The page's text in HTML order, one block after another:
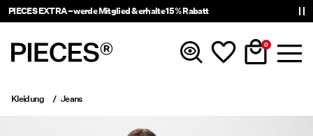
PIECES EXTRA – werde Mitglied & erhalte 15 % Rabatt
0
Neuheiten
Kleidung Jeans